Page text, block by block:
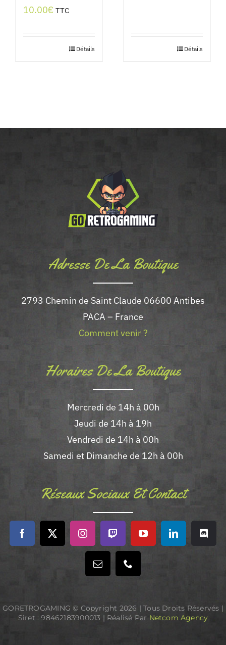
10.00€ TTC
Détails Détails
Adresse De La Boutique
2793 Chemin de Saint Claude 06600 Antibes
PACA – France
Comment venir ?
Horaires De La Boutique
Mercredi de 14h à 00h
Jeudi de 14h à 19h
Vendredi de 14h à 00h
Samedi et Dimanche de 12h à 00h
Réseaux Sociaux Et Contact
GORETROGAMING © Copyright 2026 | Tous Droits Réservés |
Siret : 98462183900013 | Réalisé Par Netcom Agency